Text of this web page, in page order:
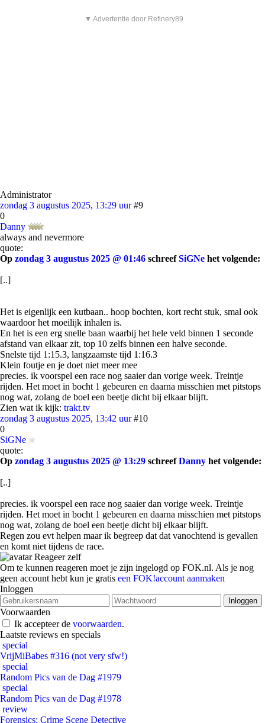
▼ Advertentie door Refinery89
Administrator
zondag 3 augustus 2025, 13:29 uur #9
0
Danny
always and nevermore
quote:
Op zondag 3 augustus 2025 @ 01:46 schreefSiGNe het volgende:
[..]
Het is eigenlijk een kutbaan.. hoop bochten, kort recht stuk, smal ook
waardoor het moeilijk inhalen is.
En het is een erg snelle baan waarbij het hele veld binnen 1 seconde
afstand van elkaar zit, top 10 zelfs binnen een halve seconde.
Snelste tijd 1:15.3, langzaamste tijd 1:16.3
Klein foutje en je doet niet meer mee
precies. ik voorspel een race nog saaier dan vorige week. Treintje
rijden. Het moet in bocht 1 gebeuren en daarna misschien met pitstops
nog wat, zolang de boel een beetje dicht bij elkaar blijft.
Zien wat ik kijk: trakt.tv
zondag 3 augustus 2025, 13:42 uur #10
0
SiGNe
quote:
Op zondag 3 augustus 2025 @ 13:29 schreefDanny het volgende:
[..]
precies. ik voorspel een race nog saaier dan vorige week. Treintje
rijden. Het moet in bocht 1 gebeuren en daarna misschien met pitstops
nog wat, zolang de boel een beetje dicht bij elkaar blijft.
Regen zou evt helpen maar ik begreep dat dat vanochtend is gevallen
en komt niet tijdens de race.
Reageer zelf
Om te kunnen reageren moet je zijn ingelogd op FOK.nl. Als je nog
geen account hebt kun je gratis een FOK!account aanmaken
Inloggen
Voorwaarden
Ik accepteer de voorwaarden.
Laatste reviews en specials
special
VrijMiBabes #316 (not very sfw!)
special
Random Pics van de Dag #1979
special
Random Pics van de Dag #1978
review
Forensics: Crime Scene Detective